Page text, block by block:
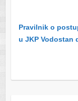
Pravilnik o
u JKP Vodostan